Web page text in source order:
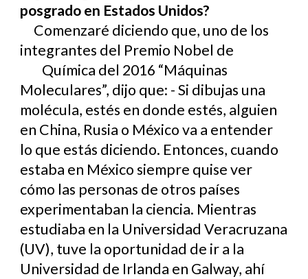
posgrado en Estados Unidos?
Comenzaré diciendo que, uno de los
integrantes del Premio Nobel de
Química del 2016 “Máquinas
Moleculares”, dijo que: - Si dibujas una
molécula, estés en donde estés, alguien
en China, Rusia o México va a entender
lo que estás diciendo. Entonces, cuando
estaba en México siempre quise ver
cómo las personas de otros países
experimentaban la ciencia. Mientras
estudiaba en la Universidad Veracruzana
(UV), tuve la oportunidad de ir a la
Universidad de Irlanda en Galway, ahí